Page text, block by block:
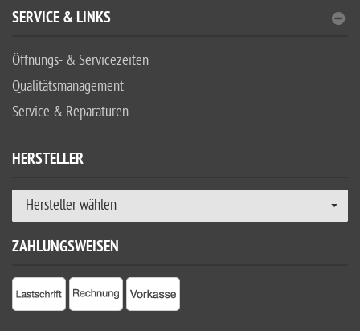
SERVICE & LINKS
Öffnungs- & Servicezeiten
Qualitätsmanagement
Service & Reparaturen
HERSTELLER
Hersteller wählen
ZAHLUNGSWEISEN